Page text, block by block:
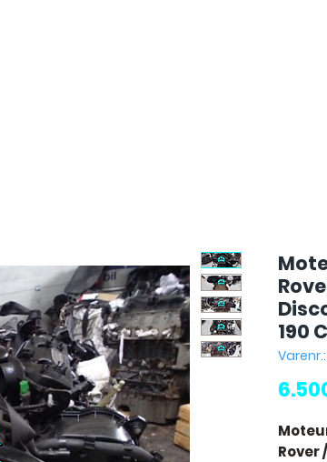
190
Rover